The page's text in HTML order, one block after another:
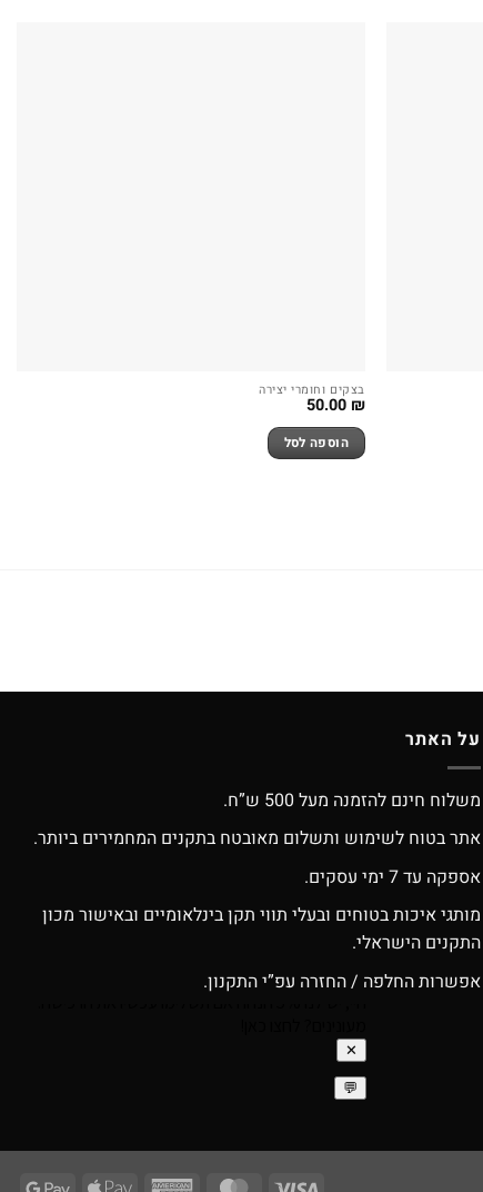
בצקים וחומרי יצירה
50.00 ₪
הוספה לסל
על האתר
משלוח חינם להזמנה מעל 500 ש”ח.
אתר בטוח לשימוש ותשלום מאובטח בתקנים המחמירים ביותר.
אספקה עד 7 ימי עסקים.
מותגי איכות בטוחים ובעלי תווי תקן בינלאומיים ובאישור מכון
התקנים הישראלי.
אפשרות החלפה / החזרה עפ”י התקנון.